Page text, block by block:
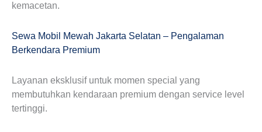
kemacetan.
Sewa Mobil Mewah Jakarta Selatan – Pengalaman
Berkendara Premium
Layanan eksklusif untuk momen special yang
membutuhkan kendaraan premium dengan service level
tertinggi.